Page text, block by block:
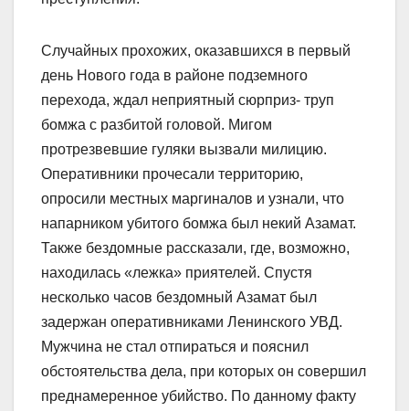
Случайных прохожих, оказавшихся в первый
день Нового года в районе подземного
перехода, ждал неприятный сюрприз- труп
бомжа с разбитой головой. Мигом
протрезвевшие гуляки вызвали милицию.
Оперативники прочесали территорию,
опросили местных маргиналов и узнали, что
напарником убитого бомжа был некий Азамат.
Также бездомные рассказали, где, возможно,
находилась «лежка» приятелей. Спустя
несколько часов бездомный Азамат был
задержан оперативниками Ленинского УВД.
Мужчина не стал отпираться и пояснил
обстоятельства дела, при которых он совершил
преднамеренное убийство. По данному факту